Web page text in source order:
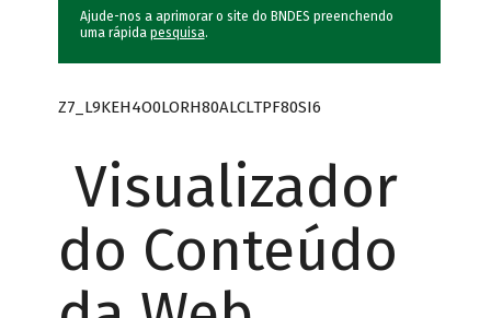
Ajude-nos a aprimorar o site do BNDES preenchendo
uma rápida pesquisa.
Z7_L9KEH4O0LORH80ALCLTPF80SI6
Visualizador
do Conteúdo